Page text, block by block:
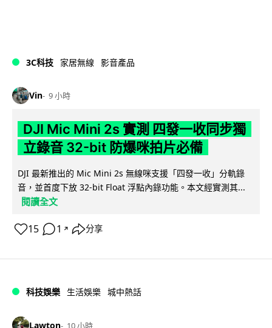
3C科技 家居無線 影音產品
Vin 9 小時
DJI Mic Mini 2s 實測 四發一收同步獨
立錄音 32-bit 防爆咪拍片必備
DJI 最新推出的 Mic Mini 2s 無線咪支援「四發一收」分軌錄
音，並首度下放 32-bit Float 浮點內錄功能。本文經實測其...
閱讀全文
15 1 ↗ 分享
科技娛樂 生活娛樂 城中熱話
Lawton 10 小時